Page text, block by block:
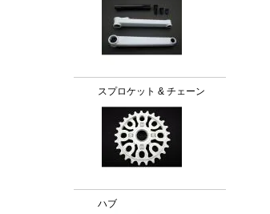
スプロケット & チェーン
ハブ